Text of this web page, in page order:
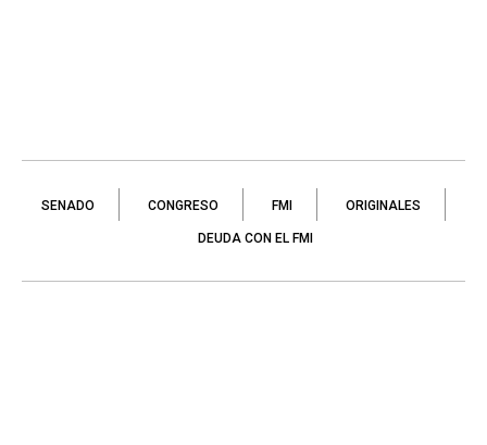
SENADO CONGRESO FMI ORIGINALES
DEUDA CON EL FMI